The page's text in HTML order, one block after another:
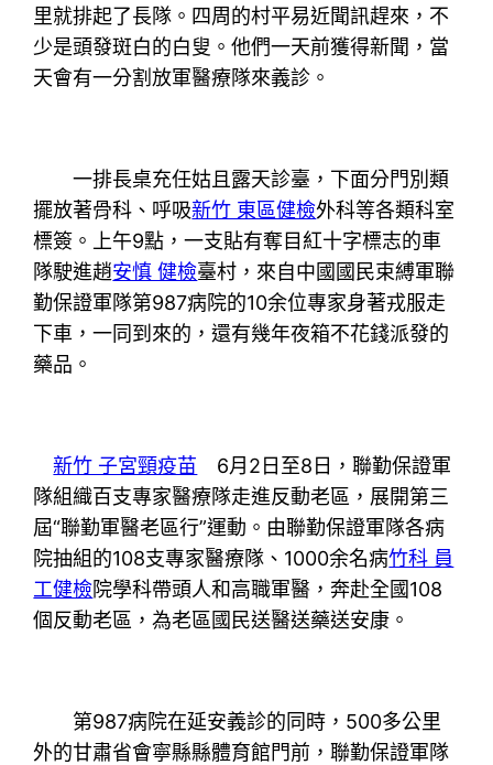
里就排起了長隊。四周的村平易近聞訊趕來，不
少是頭發斑白的白叟。他們一天前獲得新聞，當
天會有一分割放軍醫療隊來義診。
一排長桌充任姑且露天診臺，下面分門別類
擺放著骨科、呼吸新竹 東區健檢外科等各類科室
標簽。上午9點，一支貼有奪目紅十字標志的車
隊駛進趙安慎 健檢臺村，來自中國國民束縛軍聯
勤保證軍隊第987病院的10余位專家身著戎服走
下車，一同到來的，還有幾年夜箱不花錢派發的
藥品。
新竹 子宮頸疫苗 6月2日至8日，聯勤保證軍
隊組織百支專家醫療隊走進反動老區，展開第三
屆“聯勤軍醫老區行”運動。由聯勤保證軍隊各病
院抽組的108支專家醫療隊、1000余名病竹科 員
工健檢院學科帶頭人和高職軍醫，奔赴全國108
個反動老區，為老區國民送醫送藥送安康。
第987病院在延安義診的同時，500多公里
外的甘肅省會寧縣縣體育館門前，聯勤保證軍隊